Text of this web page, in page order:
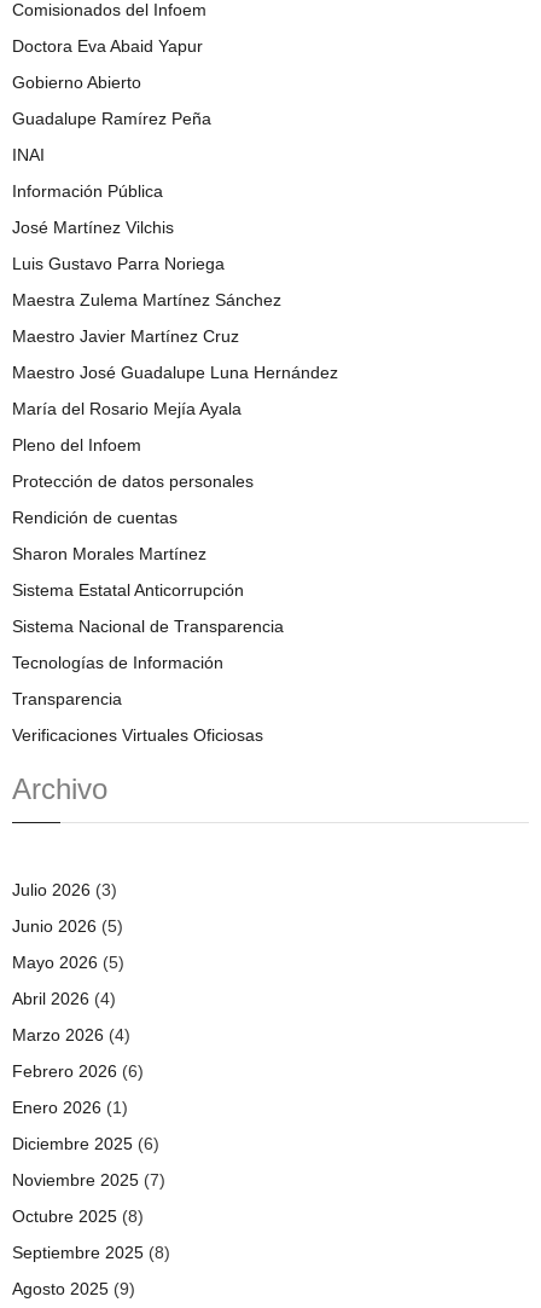
Comisionados del Infoem
Doctora Eva Abaid Yapur
Gobierno Abierto
Guadalupe Ramírez Peña
INAI
Información Pública
José Martínez Vilchis
Luis Gustavo Parra Noriega
Maestra Zulema Martínez Sánchez
Maestro Javier Martínez Cruz
Maestro José Guadalupe Luna Hernández
María del Rosario Mejía Ayala
Pleno del Infoem
Protección de datos personales
Rendición de cuentas
Sharon Morales Martínez
Sistema Estatal Anticorrupción
Sistema Nacional de Transparencia
Tecnologías de Información
Transparencia
Verificaciones Virtuales Oficiosas
Archivo
Julio 2026 (3)
Junio 2026 (5)
Mayo 2026 (5)
Abril 2026 (4)
Marzo 2026 (4)
Febrero 2026 (6)
Enero 2026 (1)
Diciembre 2025 (6)
Noviembre 2025 (7)
Octubre 2025 (8)
Septiembre 2025 (8)
Agosto 2025 (9)